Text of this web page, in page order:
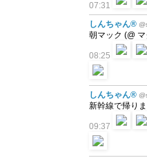
07:31
しんちゃん®
朝マック (@
08:25
しんちゃん®
新幹線で帰り
09:37